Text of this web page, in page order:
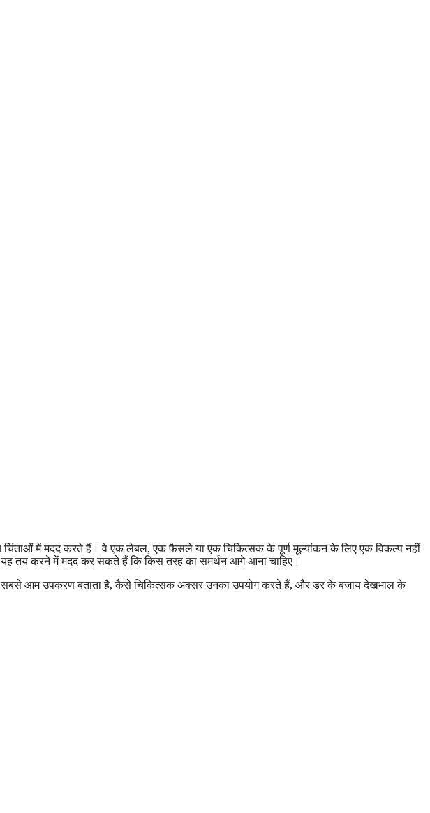
चिंताओं में मदद करते हैं। वे एक लेबल, एक फैसले या एक चिकित्सक के पूर्ण मूल्यांकन के लिए एक विकल्प नहीं
तय करने में मदद कर सकते हैं कि किस तरह का समर्थन आगे आना चाहिए।
सबसे आम उपकरण बताता है, कैसे चिकित्सक अक्सर उनका उपयोग करते हैं, और डर के बजाय देखभाल के